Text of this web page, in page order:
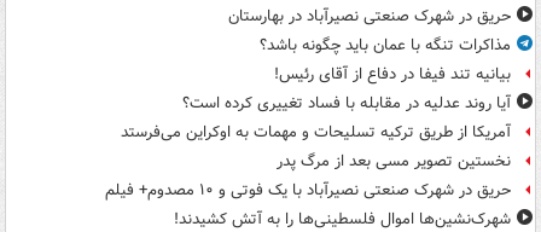
حریق در شهرک صنعتی نصیرآباد در بهارستان
مذاکرات تنگه با عمان باید چگونه باشد؟
بیانیه تند فیفا در دفاع از آقای رئیس!
آیا روند عدلیه در مقابله با فساد تغییری کرده است؟
آمریکا از طریق ترکیه تسلیحات و مهمات به اوکراین می‌فرستد
نخستین تصویر مسی بعد از مرگ پدر
حریق در شهرک صنعتی نصیرآباد با یک فوتی و ۱۰ مصدوم+ فیلم
شهرک‌نشین‌ها اموال فلسطینی‌ها را به آتش کشیدند!